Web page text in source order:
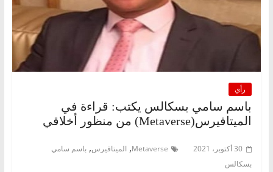
رأي
باسم سامي بسكالس يكتب: قراءة في
الميتافيرس(Metaverse) من منظور أخلاقي
30 أكتوبر، 2021 Metaverse
, الميتافيرس, باسم سامي
بسكالس